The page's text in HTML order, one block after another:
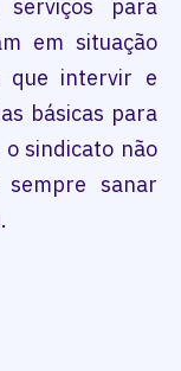
serviços para
em situação
que intervir e
básicas para
sindicato não
sanar